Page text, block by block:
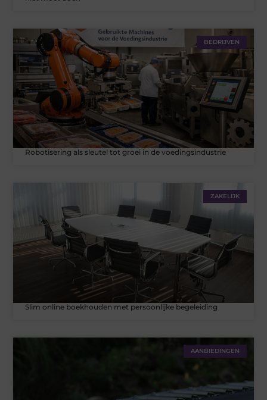
BEDRIJVEN
Robotisering als sleutel tot groei in de voedingsindustrie
ZAKELIJK
Slim online boekhouden met persoonlijke begeleiding
AANBIEDINGEN